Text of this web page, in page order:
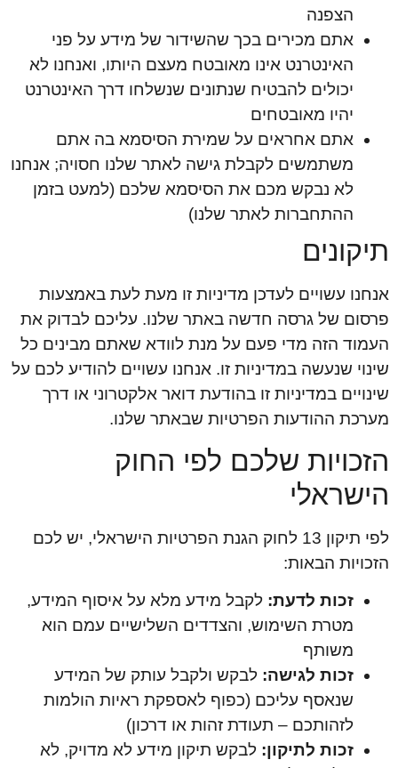
הצפנה
אתם מכירים בכך שהשידור של מידע על פני
האינטרנט אינו מאובטח מעצם היותו, ואנחנו לא
יכולים להבטיח שנתונים שנשלחו דרך האינטרנט
יהיו מאובטחים
אתם אחראים על שמירת הסיסמא בה אתם
משתמשים לקבלת גישה לאתר שלנו חסויה; אנחנו
לא נבקש מכם את הסיסמא שלכם (למעט בזמן
ההתחברות לאתר שלנו)
תיקונים
אנחנו עשויים לעדכן מדיניות זו מעת לעת באמצעות
פרסום של גרסה חדשה באתר שלנו. עליכם לבדוק את
העמוד הזה מדי פעם על מנת לוודא שאתם מבינים כל
שינוי שנעשה במדיניות זו. אנחנו עשויים להודיע לכם על
שינויים במדיניות זו בהודעת דואר אלקטרוני או דרך
מערכת ההודעות הפרטיות שבאתר שלנו.
הזכויות שלכם לפי החוק
הישראלי
לפי תיקון 13 לחוק הגנת הפרטיות הישראלי, יש לכם
הזכויות הבאות:
זכות לדעת: לקבל מידע מלא על איסוף המידע,
מטרת השימוש, והצדדים השלישיים עמם הוא
משותף
זכות לגישה: לבקש ולקבל עותק של המידע
שנאסף עליכם (כפוף לאספקת ראיות הולמות
לזהותכם – תעודת זהות או דרכון)
זכות לתיקון: לבקש תיקון מידע לא מדויק, לא